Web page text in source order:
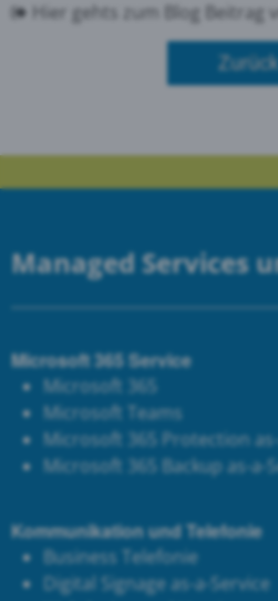
Hier gehts zum Blog Beitrag
Zurück
Managed Services
Microsoft 365 Service
Microsoft 365
Microsoft Teams
Microsoft 365 Protection
Microsoft 365 Backup as-a-
Kommunikation und Telefonie
Business Telefonie
Digital Signage as-a-Service